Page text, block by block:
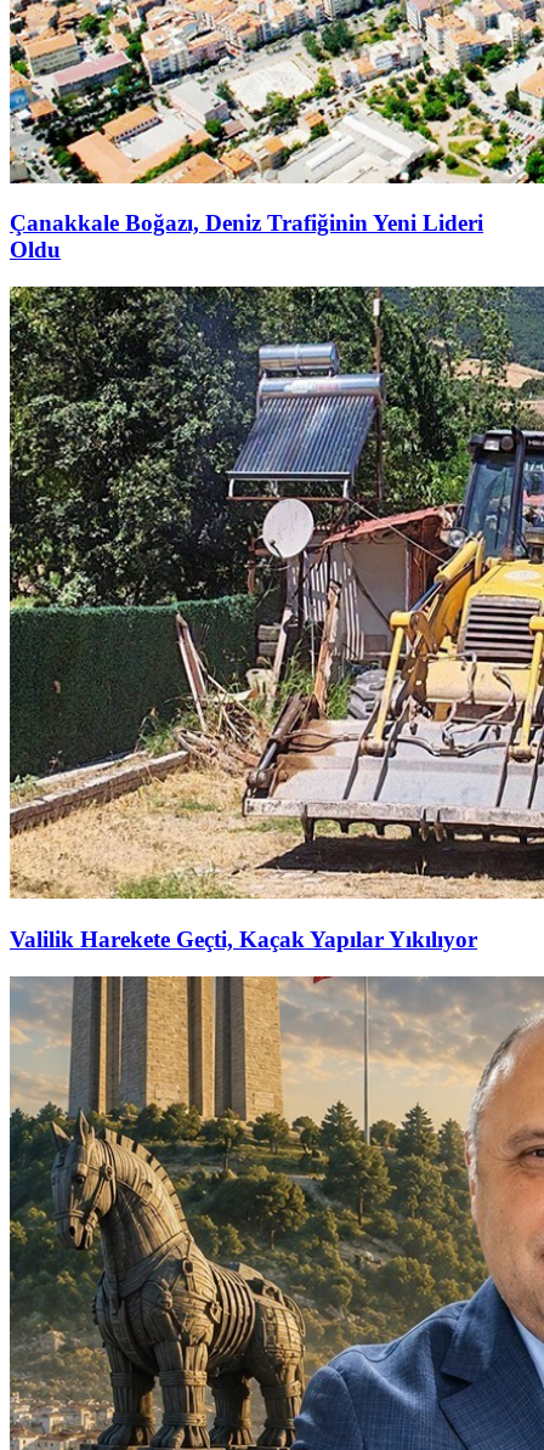
Çanakkale Boğazı, Deniz Trafiğinin Yeni Lideri
Oldu
Valilik Harekete Geçti, Kaçak Yapılar Yıkılıyor